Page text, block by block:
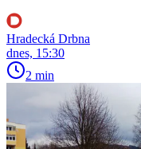
Hradecká Drbna
dnes, 15:30
2 min